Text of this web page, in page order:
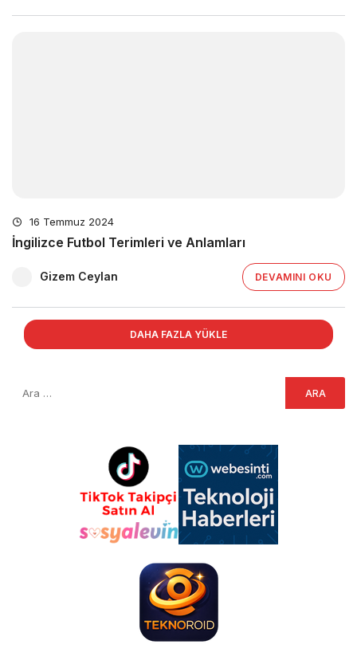
16 Temmuz 2024
İngilizce Futbol Terimleri ve Anlamları
Gizem Ceylan DEVAMINI OKU
DAHA FAZLA YÜKLE